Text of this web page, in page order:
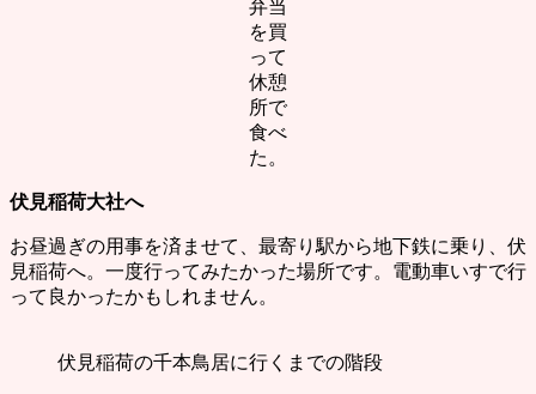
弁当
を買
って
休憩
所で
食べ
た。
伏見稲荷大社へ
お昼過ぎの用事を済ませて、最寄り駅から地下鉄に乗り、伏
見稲荷へ。一度行ってみたかった場所です。電動車いすで行
って良かったかもしれません。
伏見稲荷の千本鳥居に行くまでの階段